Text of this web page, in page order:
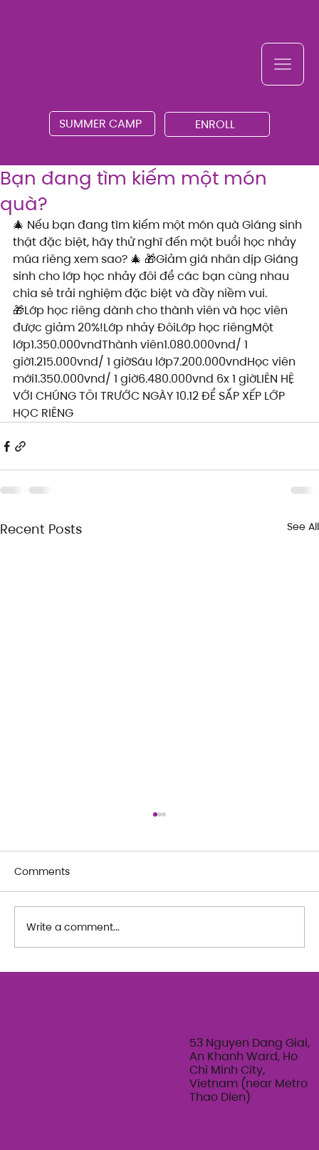
SUMMER CAMP ENROLL
Bạn đang tìm kiếm một món
quà?
🎄 Nếu bạn đang tìm kiếm một món quà Giáng sinh
thật đặc biệt, hãy thử nghĩ đến một buổi học nhảy
múa riêng xem sao? 🎄 🎁Giảm giá nhân dịp Giáng
sinh cho lớp học nhảy đôi để các bạn cùng nhau
chia sẻ trải nghiệm đặc biệt và đầy niềm vui.
🎁Lớp học riêng dành cho thành viên và học viên
được giảm 20%!Lớp nhảy ĐôiLớp học riêngMột
lớp1.350.000vndThành viên1.080.000vnd/ 1
giờ1.215.000vnd/ 1 giờSáu lớp7.200.000vndHọc viên
mới1.350.000vnd/ 1 giờ6.480.000vnd 6x 1 giờLIÊN HỆ
VỚI CHÚNG TÔI TRƯỚC NGÀY 10.12 ĐỂ SẮP XẾP LỚP
HỌC RIÊNG
Recent Posts See All
Comments
Write a comment...
53 Nguyen Dang Giai,
An Khanh Ward, Ho
Chi Minh City,
Vietnam (near Metro
Thao Dien)